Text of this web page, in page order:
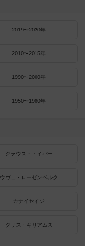
2019〜2020年
2010〜2015年
1990〜2000年
1950〜1980年
クラウス・トイバー
ウヴェ・ローゼンベルク
カナイセイジ
クリス・キリアムス